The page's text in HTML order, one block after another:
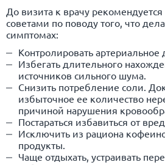
До визита к врачу рекомендуется
советами по поводу того, что
симптомах:
Контролировать артериальное
Избегать длительного
источников сильного шума.
Снизить потребление соли.
избыточное ее количество
причиной нарушения
Постараться избавиться от
Исключить из рациона
продукты.
Чаще отдыхать, устраивать